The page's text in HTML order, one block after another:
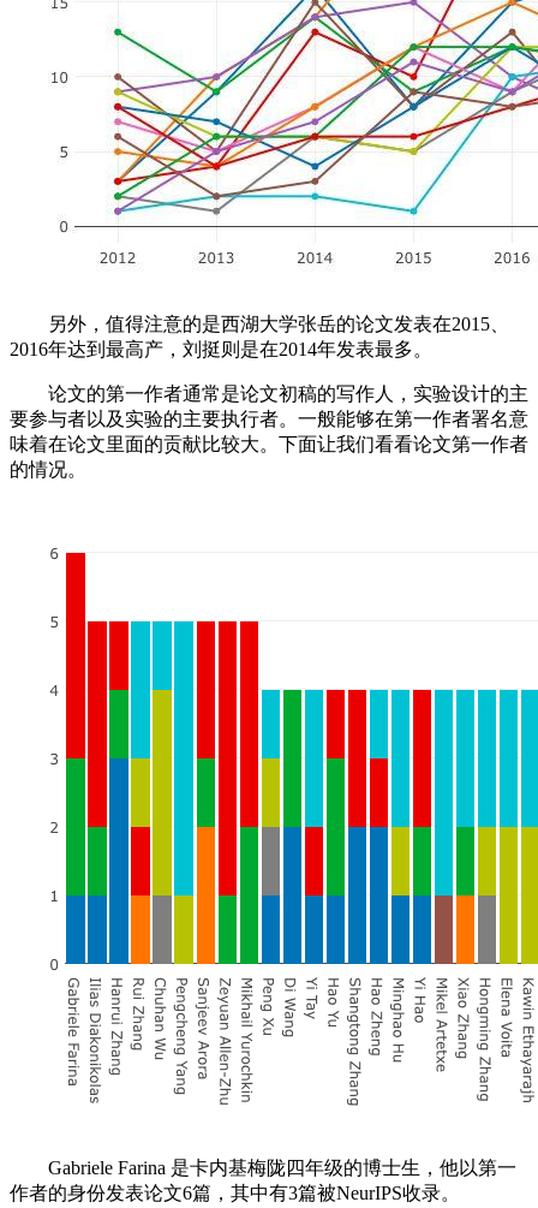
另外，值得注意的是西湖大学张岳的论文发表在2015、
2016年达到最高产，刘挺则是在2014年发表最多。
论文的第一作者通常是论文初稿的写作人，实验设计的主
要参与者以及实验的主要执行者。一般能够在第一作者署名意
味着在论文里面的贡献比较大。下面让我们看看论文第一作者
的情况。
Gabriele Farina 是卡内基梅陇四年级的博士生，他以第一
作者的身份发表论文6篇，其中有3篇被NeurIPS收录。